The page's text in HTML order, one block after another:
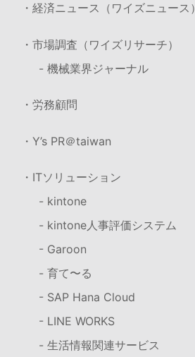
・経済ニュース（ワイズニュース）
・市場調査（ワイズリサーチ）
- 機械業界ジャーナル
・労務顧問
・Y’s PR＠taiwan
・ITソリューション
- kintone
- kintone人事評価システム
- Garoon
- 育て〜る
- SAP Hana Cloud
- LINE WORKS
- 生活情報関連サービス